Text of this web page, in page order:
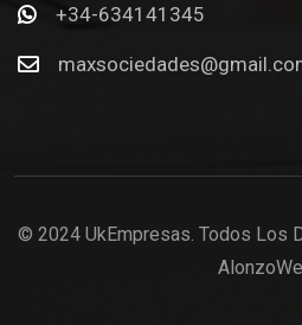
+34-634141345
© 2024 UkEmpresas. Todos Los